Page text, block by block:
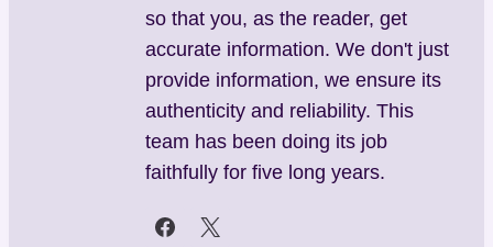
so that you, as the reader, get
accurate information. We don't just
provide information, we ensure its
authenticity and reliability. This
team has been doing its job
faithfully for five long years.